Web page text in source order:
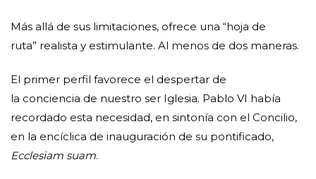
Más allá de sus limitaciones, ofrece una “hoja de
ruta” realista y estimulante. Al menos de dos maneras.
El primer perfil favorece el despertar de
la conciencia de nuestro ser Iglesia. Pablo VI había
recordado esta necesidad, en sintonía con el Concilio,
en la encíclica de inauguración de su pontificado,
Ecclesiam suam.